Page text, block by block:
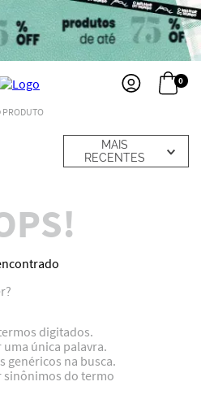
0
PRODUTO
MAIS
RECENTES
digitados.
única palavra.
genéricos na busca.
sinônimos do termo